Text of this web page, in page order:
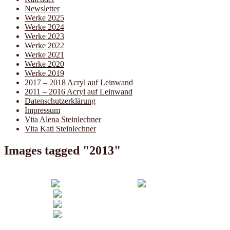
Newsletter
Werke 2025
Werke 2024
Werke 2023
Werke 2022
Werke 2021
Werke 2020
Werke 2019
2017 – 2018 Acryl auf Leinwand
2011 – 2016 Acryl auf Leinwand
Datenschutzerklärung
Impressum
Vita Alena Steinlechner
Vita Kati Steinlechner
Images tagged "2013"